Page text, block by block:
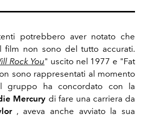
potrebbero aver notato che
film non sono del tutto accurati.
Rock You" uscito nel 1977 e "Fat
sono rappresentati al momento
gruppo ha concordato con la
Mercury di fare una carriera da
, aveva anche avviato la sua